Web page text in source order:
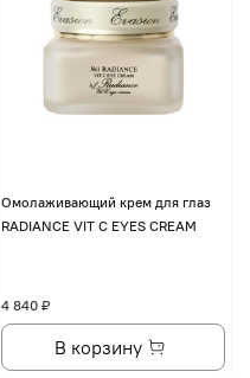
Омолаживающий крем для глаз
RADIANCE VIT C EYES CREAM
4 840 ₽
В корзину